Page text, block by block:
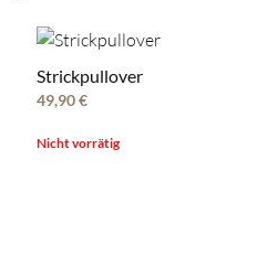
Strickpullover
49,90€
Nicht vorrätig